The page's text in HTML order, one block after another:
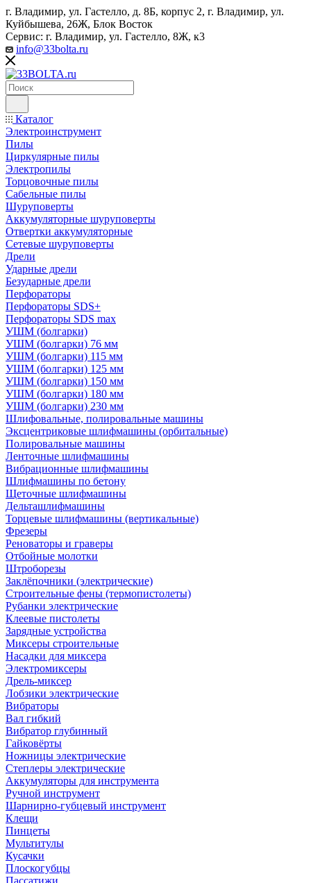
г. Владимир, ул. Гастелло, д. 8Б, корпус 2, г. Владимир, ул. ​
Куйбышева, 26Ж, Блок Восток
Сервис: г. Владимир, ул. Гастелло, 8Ж, к3
info@33bolta.ru
Каталог
Электроинструмент
Пилы
Циркулярные пилы
Электропилы
Торцовочные пилы
Сабельные пилы
Шуруповерты
Аккумуляторные шуруповерты
Отвертки аккумуляторные
Сетевые шуруповерты
Дрели
Ударные дрели
Безударные дрели
Перфораторы
Перфораторы SDS+
Перфораторы SDS max
УШМ (болгарки)
УШМ (болгарки) 76 мм
УШМ (болгарки) 115 мм
УШМ (болгарки) 125 мм
УШМ (болгарки) 150 мм
УШМ (болгарки) 180 мм
УШМ (болгарки) 230 мм
Шлифовальные, полировальные машины
Эксцентриковые шлифмашины (орбитальные)
Полировальные машины
Ленточные шлифмашины
Вибрационные шлифмашины
Шлифмашины по бетону
Щеточные шлифмашины
Дельташлифмашины
Торцевые шлифмашины (вертикальные)
Фрезеры
Реноваторы и граверы
Отбойные молотки
Штроборезы
Заклёпочники (электрические)
Строительные фены (термопистолеты)
Рубанки электрические
Клеевые пистолеты
Зарядные устройства
Миксеры строительные
Насадки для миксера
Электромиксеры
Дрель-миксер
Лобзики электрические
Вибраторы
Вал гибкий
Вибратор глубинный
Гайковёрты
Ножницы электрические
Степлеры электрические
Аккумуляторы для инструмента
Ручной инструмент
Шарнирно-губцевый инструмент
Клещи
Пинцеты
Мультитулы
Кусачки
Плоскогубцы
Пассатижи